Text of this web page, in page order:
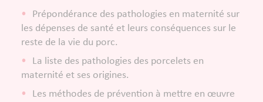
Prépondérance des pathologies en maternité sur
les dépenses de santé et leurs conséquences sur le
reste de la vie du porc.
La liste des pathologies des porcelets en
maternité et ses origines.
Les méthodes de prévention à mettre en œuvre